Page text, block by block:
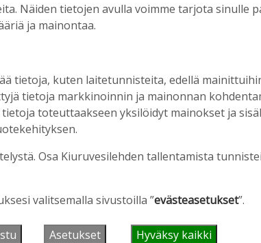
lääkäripula… –
Näiden tietojen avulla voimme tarjota sinulle
ja mainontaa.
tietoja, kuten laitetunnisteita, edellä
tietoja markkinoinnin ja mainonnan
toteuttaakseen yksilöidyt mainokset ja
Osa Kiuruvesilehden tallentamista
valitsemalla sivustoilla ”evästeasetukset”.
Asetukset Hyväksy kaikki